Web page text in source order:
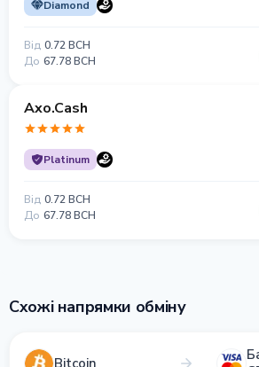
Diamond
Від 0.72 BCH
До 67.78 BCH
Axo.Cash
Platinum
Від 0.72 BCH
До 67.78 BCH
Схожі напрямки обміну
Bitcoin